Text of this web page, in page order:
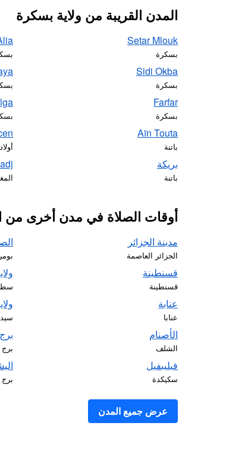
المدن القريبة من ولاية بسكرة
Setar Mlouk
بسكرة
Sidi Okba
بسكرة
Farfar
بسكرة
Aïn Touta
باتنة
بريكة
باتنة
أوقات الصلاة في مدن أخرى من
مدينة الجزائر
الجزائر العاصمة
قسنطينة
قسنطينة
عنابة
عنابا
الأصنام
الشلف
فيليبفيل
سكيكدة
عرض جميع المدن